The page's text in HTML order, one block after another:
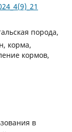
порода,
корма,
кормов,
в